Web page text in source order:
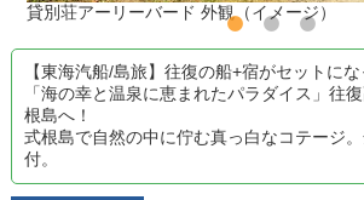
貸別荘アーリーバード 外観（イメージ）
【東海汽船/島旅】往復の船+宿がセットに
「海の幸と温泉に恵まれたパラダイス」往
根島へ！
式根島で自然の中に佇む真っ白なコテージ
付。